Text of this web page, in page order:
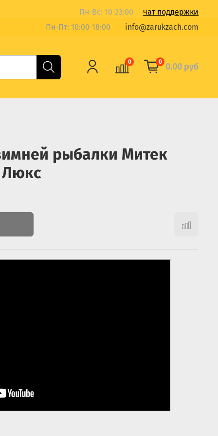
Пн-Вс: 10-23:00
чат поддержки
Пн-Пт: 10:00-18:00 info@zarukzach.com
0 0 0.00 руб
рыбалки Митек
Люкс